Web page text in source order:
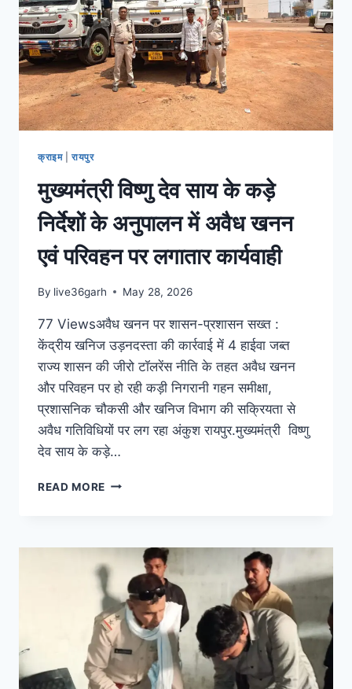
क्राइम|रायपुर
मुख्यमंत्री विष्णु देव साय के कड़े
निर्देशों के अनुपालन में अवैध खनन
एवं परिवहन पर लगातार कार्यवाही
By live36garh May 28, 2026
77 Viewsअवैध खनन पर शासन-प्रशासन सख्त :
केंद्रीय खनिज उड़नदस्ता की कार्रवाई में 4 हाईवा जब्त
राज्य शासन की जीरो टॉलरेंस नीति के तहत अवैध खनन
और परिवहन पर हो रही कड़ी निगरानी गहन समीक्षा,
प्रशासनिक चौकसी और खनिज विभाग की सक्रियता से
अवैध गतिविधियों पर लग रहा अंकुश रायपुर.मुख्यमंत्री विष्णु
देव साय के कड़े…
READ MORE